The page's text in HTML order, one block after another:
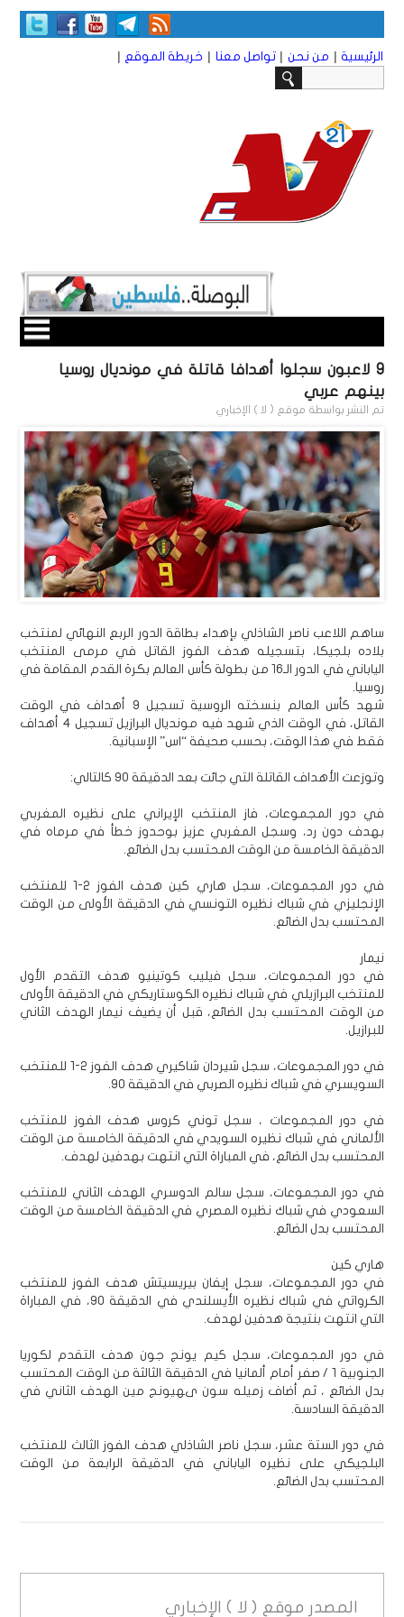
الرئيسية | من نحن | تواصل معنا | خريطة الموقع |
9 لاعبون سجلوا أهدافا قاتلة في مونديال روسيا
بينهم عربي
تم النشر بواسطة موقع ( لا ) الإخباري
ساهم اللاعب ناصر الشاذلي بإهداء بطاقة الدور الربع النهائي لمنتخب
بلاده بلجيكا، بتسجيله هدف الفوز القاتل في مرمى المنتخب
الياباني في الدور الـ16 من بطولة كأس العالم بكرة القدم المقامة في
روسيا.
شهد كأس العالم بنسخته الروسية تسجيل 9 أهداف في الوقت
القاتل، في الوقت الذي شهد فيه مونديال البرازيل تسجيل 4 أهداف
فقط في هذا الوقت، بحسب صحيفة “اس” الإسبانية.
وتوزعت الأهداف القاتلة التي جائت بعد الدقيقة 90 كالتالي:
في دور المجموعات، فاز المنتخب الإيراني على نظيره المغربي
بهدف دون رد، وسجل المغربي عزيز بوحدوز خطأ في مرماه في
الدقيقة الخامسة من الوقت المحتسب بدل الضائع.
في دور المجموعات، سجل هاري كين هدف الفوز 2-1 للمنتخب
الإنجليزي في شباك نظيره التونسي في الدقيقة الأولى من الوقت
المحتسب بدل الضائع.
نيمار
في دور المجموعات، سجل فيليب كوتينيو هدف التقدم الأول
للمنتخب البرازيلي في شباك نظيره الكوستاريكي في الدقيقة الأولى
من الوقت المحتسب بدل الضائع، قبل أن يضيف نيمار الهدف الثاني
للبرازيل.
في دور المجموعات، سجل شيردان شاكيري هدف الفوز 2-1 للمنتخب
السويسري في شباك نظيره الصربي في الدقيقة 90.
في دور المجموعات ، سجل توني كروس هدف الفوز للمنتخب
الألماني في شباك نظيره السويدي في الدقيقة الخامسة من الوقت
المحتسب بدل الضائع، في المباراة التي انتهت بهدفين لهدف.
في دور المجموعات، سجل سالم الدوسري الهدف الثاني للمنتخب
السعودي في شباك نظيره المصري في الدقيقة الخامسة من الوقت
المحتسب بدل الضائع.
هاري كين
في دور المجموعات، سجل إيفان بيريسيتش هدف الفوز للمنتخب
الكرواتي في شباك نظيره الأيسلندي في الدقيقة 90، في المباراة
التي انتهت بنتيجة هدفين لهدف.
في دور المجموعات، سجل كيم يونج جون هدف التقدم لكوريا
الجنوبية 1 / صفر أمام ألمانيا في الدقيقة الثالثة من الوقت المحتسب
بدل الضائع ، ثم أضاف زميله سون ىهيونج مين الهدف الثاني في
الدقيقة السادسة.
في دور الستة عشر، سجل ناصر الشاذلي هدف الفوز الثالث للمنتخب
البلجيكي على نظيره الياباني في الدقيقة الرابعة من الوقت
المحتسب بدل الضائع.
المصدر موقع ( لا ) الإخباري